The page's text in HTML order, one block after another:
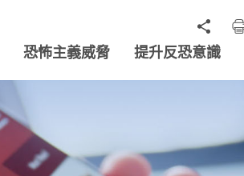
恐怖主義威脅 提升反恐意識